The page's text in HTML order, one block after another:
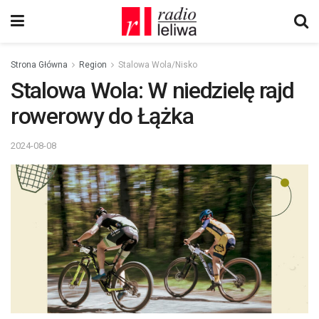
Strona Główna Region Stalowa Wola/Nisko
Stalowa Wola: W niedzielę rajd
rowerowy do Łążka
2024-08-08